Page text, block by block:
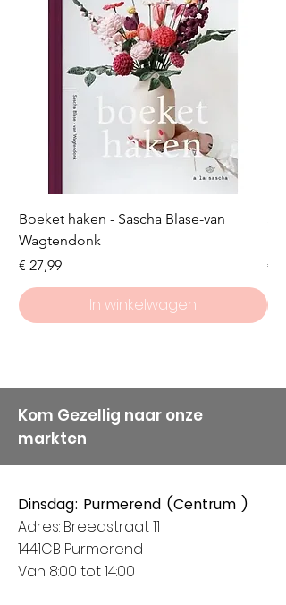
Boeket haken - Sascha Blase-van
Wagtendonk
Prijs
€ 27,99
In winkelwagen
Prijs
€
Kom Gezellig naar onze
markten
Dinsdag: Purmerend (Centrum )
Adres: Breedstraat 11
1441CB Purmerend
Van 8:00 tot 14:00